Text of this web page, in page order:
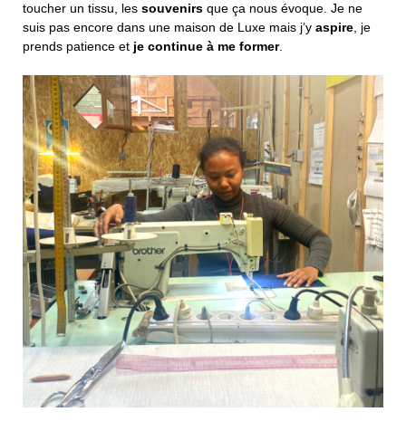
100
toucher un tissu, les souvenirs que ça nous évoque. Je ne
suis pas encore dans une maison de Luxe mais j’y aspire , je
prends patience et je continue à me former.